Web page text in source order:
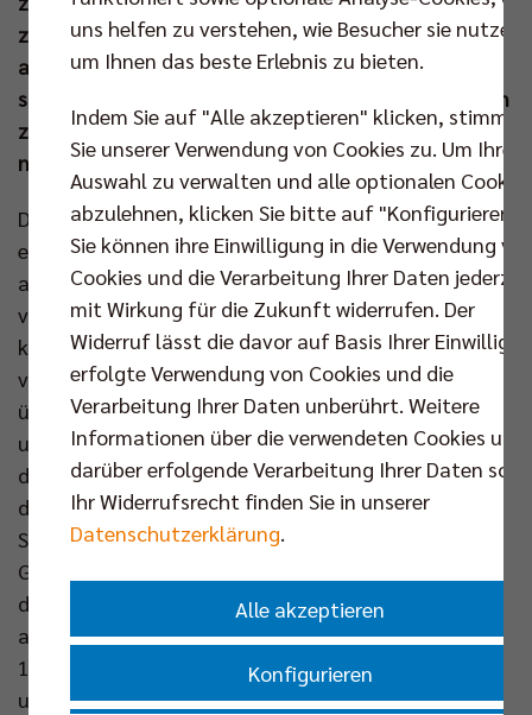
zwischen dem BBSC und dem VfL Oythe
anzuschauen. Im dritten Satz bedurfte es eines
starken Endspurts von MVP Jake Hanes & Co, um den
zweiten Satzverlust der Saison gegen die Karlsruher
noch abzuwenden.
Die Gäste aus Karlsruhe kamen stark
ersatzgeschwächt nach Berlin und mussten unter
anderem auf ihren ersten Zuspieler Tobias Hosch
verzichten. Auch Headcoach Antonio Bonelli blieb
krankheitsbedingt zuhause und sah somit nicht live
vor Ort, wie die Badener am Freitagabend bereits
überraschend mit 1:3 beim VC Olympia Berlin
unterlagen. Am Samstag im Volleyballtempel hatte
der Tabellenneunte ebenfalls einen schweren Stand,
denn Joel Banks schickte seine gewohnte
Stammformation mit Nehemiah Mote und
Geburtstagskind Florian Krage als Mittelblocker auf
das Spielfeld. Insbesondere Nemo Mote war sofort
auf Betriebstemperatur und hatte beim Stand von
10:2 für den Deutschen Meister schon zwei Angriffe
und zwei Blocks auf das Scoreboard gebracht. Der
uns helfen zu verstehen, wie Besucher sie nutzen,
um Ihnen das beste Erlebnis zu bieten.
Indem Sie auf "Alle akzeptieren" klicken, stimmen
Sie unserer Verwendung von Cookies zu. Um Ihre
Auswahl zu verwalten und alle optionalen Cookies
abzulehnen, klicken Sie bitte auf "Konfigurieren".
Sie können ihre Einwilligung in die Verwendung
Cookies und die Verarbeitung Ihrer Daten
mit Wirkung für die Zukunft widerrufen. Der
Widerruf lässt die davor auf Basis Ihrer
erfolgte Verwendung von Cookies und die
Verarbeitung Ihrer Daten unberührt. Weitere
Informationen über die verwendeten Cookies und
darüber erfolgende Verarbeitung Ihrer Daten
Ihr Widerrufsrecht finden Sie in unserer
Datenschutzerklärung.
Alle akzeptieren
Konfigurieren